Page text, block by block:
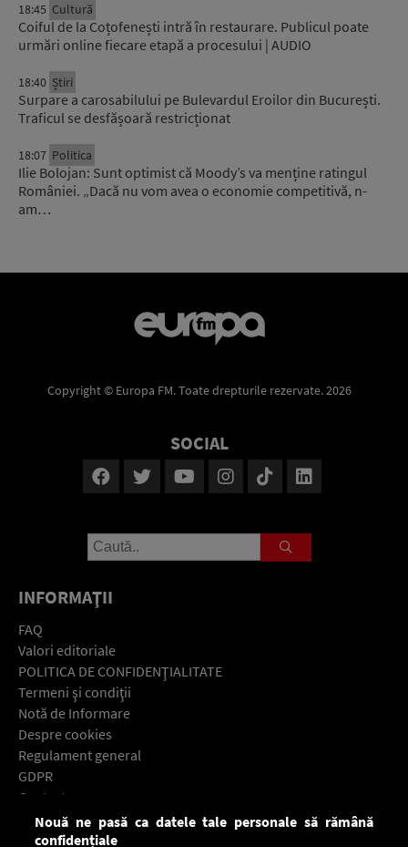
18:45 Cultură
Coiful de la Coțofenești intră în restaurare. Publicul poate
urmări online fiecare etapă a procesului | AUDIO
18:40 Știri
Surpare a carosabilului pe Bulevardul Eroilor din București.
Traficul se desfășoară restricționat
18:07 Politica
Ilie Bolojan: Sunt optimist că Moody’s va menține ratingul
României. „Dacă nu vom avea o economie competitivă, n-
am…
Copyright © Europa FM. Toate drepturile rezervate. 2026
SOCIAL
INFORMAŢII
FAQ
Valori editoriale
POLITICA DE CONFIDENŢIALITATE
Termeni şi condiţii
Notă de Informare
Despre cookies
Regulament general
GDPR
Contact
Descarcă gratuit aplicaţia Europa FM pentru smartphone:
Nouă ne pasă ca datele tale personale să rămână
confidențiale